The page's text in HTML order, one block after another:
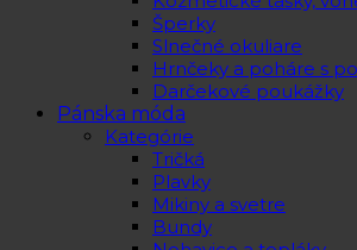
Šperky
Slnečné okuliare
Hrnčeky a poháre s
Darčekové poukážky
Pánska móda
Kategórie
Tričká
Plavky
Mikiny a svetre
Bundy